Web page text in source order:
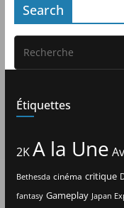
Search
Étiquettes
2KA la Une
Bethesda cinéma critique
fantasy Gameplay Japan